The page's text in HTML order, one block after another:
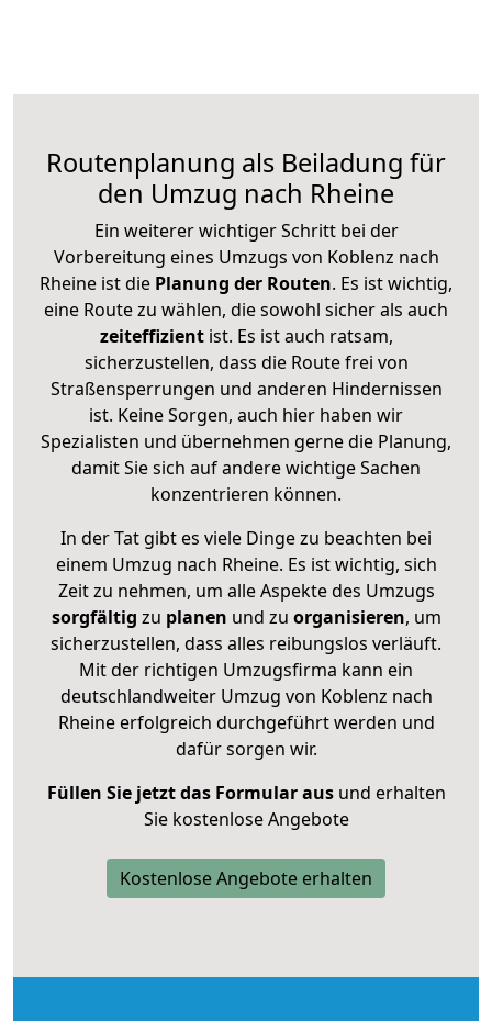
Routenplanung als Beiladung für
den Umzug nach Rheine
Ein weiterer wichtiger Schritt bei der
Vorbereitung eines Umzugs von Koblenz nach
Rheine ist die Planung der Routen. Es ist wichtig,
eine Route zu wählen, die sowohl sicher als auch
zeiteffizientist. Es ist auch ratsam,
sicherzustellen, dass die Route frei von
Straßensperrungen und anderen Hindernissen
ist. Keine Sorgen, auch hier haben wir
Spezialisten und übernehmen gerne die Planung,
damit Sie sich auf andere wichtige Sachen
konzentrieren können.
In der Tat gibt es viele Dinge zu beachten bei
einem Umzug nach Rheine. Es ist wichtig, sich
Zeit zu nehmen, um alle Aspekte des Umzugs
sorgfältig zu planen und zu organisieren, um
sicherzustellen, dass alles reibungslos verläuft.
Mit der richtigen Umzugsfirma kann ein
deutschlandweiter Umzug von Koblenz nach
Rheine erfolgreich durchgeführt werden und
dafür sorgen wir.
Füllen Sie jetzt das Formular ausund erhalten
Sie kostenlose Angebote
Kostenlose Angebote erhalten